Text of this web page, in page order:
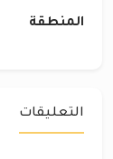
المنطقة
التعليقات